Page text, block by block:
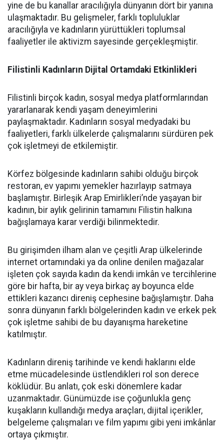
yine de bu kanallar aracılığıyla dünyanın dört bir yanına
ulaşmaktadır. Bu gelişmeler, farklı topluluklar
aracılığıyla ve kadınların yürüttükleri toplumsal
faaliyetler ile aktivizm sayesinde gerçekleşmiştir.
Filistinli Kadınların Dijital Ortamdaki Etkinlikleri
Filistinli birçok kadın, sosyal medya platformlarından
yararlanarak kendi yaşam deneyimlerini
paylaşmaktadır. Kadınların sosyal medyadaki bu
faaliyetleri, farklı ülkelerde çalışmalarını sürdüren pek
çok işletmeyi de etkilemiştir.
Körfez bölgesinde kadınların sahibi olduğu birçok
restoran, ev yapımı yemekler hazırlayıp satmaya
başlamıştır. Birleşik Arap Emirlikleri’nde yaşayan bir
kadının, bir aylık gelirinin tamamını Filistin halkına
bağışlamaya karar verdiği bilinmektedir.
Bu girişimden ilham alan ve çeşitli Arap ülkelerinde
internet ortamındaki ya da online denilen mağazalar
işleten çok sayıda kadın da kendi imkân ve tercihlerine
göre bir hafta, bir ay veya birkaç ay boyunca elde
ettikleri kazancı direniş cephesine bağışlamıştır. Daha
sonra dünyanın farklı bölgelerinden kadın ve erkek pek
çok işletme sahibi de bu dayanışma hareketine
katılmıştır.
Kadınların direniş tarihinde ve kendi haklarını elde
etme mücadelesinde üstlendikleri rol son derece
köklüdür. Bu anlatı, çok eski dönemlere kadar
uzanmaktadır. Günümüzde ise çoğunlukla genç
kuşakların kullandığı medya araçları, dijital içerikler,
belgeleme çalışmaları ve film yapımı gibi yeni imkânlar
ortaya çıkmıştır.